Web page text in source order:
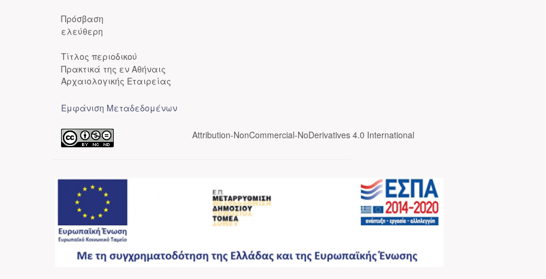
Πρόσβαση
ελεύθερη
Τίτλος περιοδικού
Πρακτικά της εν Αθήναις
Αρχαιολογικής Εταιρείας
Εμφάνιση Μεταδεδομένων
Attribution-NonCommercial-NoDerivatives 4.0 International